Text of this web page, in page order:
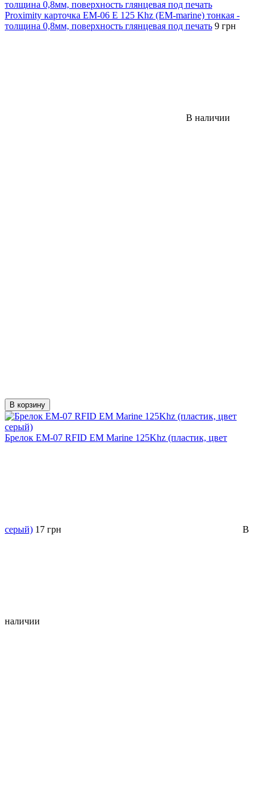
Proximity карточка EM-06 E 125 Khz (EM-marine) тонкая -
толщина 0,8мм, поверхность глянцевая под печать 9 грн
В наличии
В корзину
Брелок EM-07 RFID EM Marine 125Khz (пластик, цвет
серый) 17 грн В
наличии